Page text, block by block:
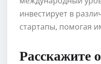
инвестирует в
стартапы, помогая
Расскажите